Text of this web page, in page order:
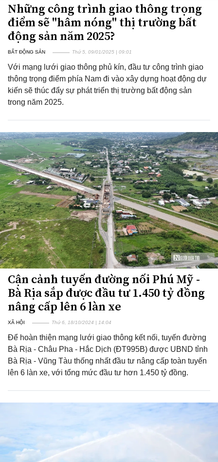
Những công trình giao thông trọng
điểm sẽ "hâm nóng" thị trường bất
động sản năm 2025?
BẤT ĐỘNG SẢN Thứ 5, 09/01/2025 | 09:01
Với mạng lưới giao thông phủ kín, đầu tư công trình giao
thông trọng điểm phía Nam đi vào xây dựng hoạt động dự
kiến sẽ thúc đẩy sự phát triển thị trường bất động sản
trong năm 2025.
Cận cảnh tuyến đường nối Phú Mỹ -
Bà Rịa sắp được đầu tư 1.450 tỷ đồng
nâng cấp lên 6 làn xe
XÃ HỘI Thứ 6, 18/10/2024 | 14:04
Để hoàn thiện mạng lưới giao thông kết nối, tuyến đường
Bà Rịa - Châu Pha - Hắc Dịch (ĐT995B) được UBND tỉnh
Bà Rịa - Vũng Tàu thống nhất đầu tư nâng cấp toàn tuyến
lên 6 làn xe, với tổng mức đầu tư hơn 1.450 tỷ đồng.